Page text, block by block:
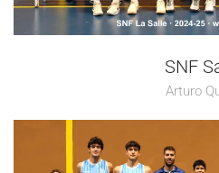
SNF
Arturo